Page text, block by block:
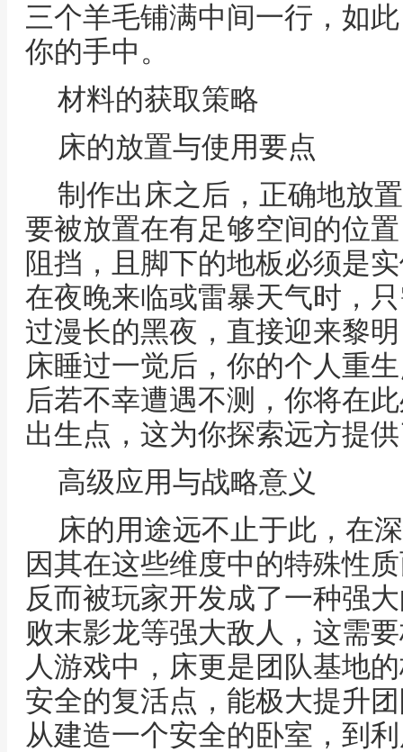
三个羊毛铺满中间一行，如
你的手中。
材料的获取策略
床的放置与使用要点
制作出床之后，正确地放
要被放置在有足够空间的位
阻挡，且脚下的地板必须是
在夜晚来临或雷暴天气时，
过漫长的黑夜，直接迎来黎
床睡过一觉后，你的个人重
后若不幸遭遇不测，你将在
出生点，这为你探索远方提
高级应用与战略意义
床的用途远不止于此，在
因其在这些维度中的特殊性
反而被玩家开发成了一种强
败末影龙等强大敌人，这需
人游戏中，床更是团队基地
安全的复活点，能极大提升
从建造一个安全的卧室，到